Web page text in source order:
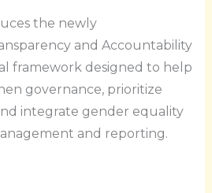
the newly
and Accountability
framework designed to help
governance, prioritize
integrate gender equality
and reporting.